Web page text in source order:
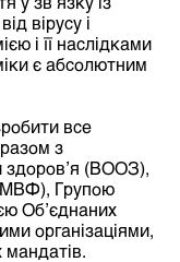
вірусу і
і її наслідками
є абсолютним
все
з
здоров’я (ВООЗ),
Групою
Об’єднаних
організаціями,
мандатів.